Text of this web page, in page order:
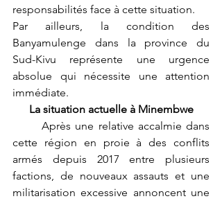
responsabilités face à cette situation.
Par ailleurs, la condition des
Banyamulenge dans la province du
Sud-Kivu représente une urgence
absolue qui nécessite une attention
immédiate.
La situation actuelle à Minembwe
	Après une relative accalmie dans
cette région en proie à des conflits
armés depuis 2017 entre plusieurs
factions, de nouveaux assauts et une
militarisation excessive annoncent une